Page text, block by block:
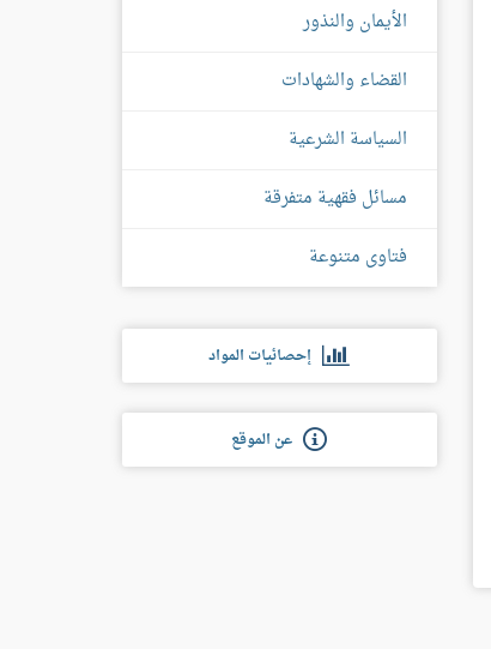
الأيمان والنذور
القضاء والشهادات
السياسة الشرعية
مسائل فقهية متفرقة
فتاوى متنوعة
إحصائيات المواد
عن الموقع